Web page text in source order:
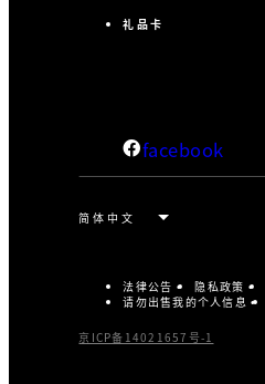
礼品卡
facebook
法律公告 隐私政策
请勿出售我的个人信息
京ICP备14021657号-1